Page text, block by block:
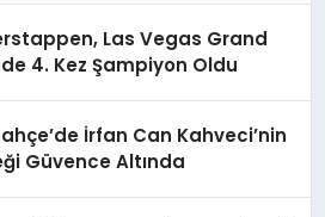
Las Vegas Grand
4. Kez Şampiyon Oldu
İrfan Can Kahveci’nin
Güvence Altında